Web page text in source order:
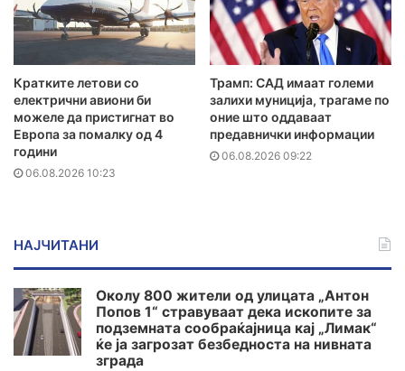
Кратките летови со
електрични авиони би
можеле да пристигнат во
Европа за помалку од 4
години
06.08.2026 10:23
Трамп: САД имаат големи
залихи муниција, трагаме по
оние што оддаваат
предавнички информации
06.08.2026 09:22
НАЈЧИТАНИ
Околу 800 жители од улицата „Антон
Попов 1“ стравуваат дека ископите за
подземната сообраќајница кај „Лимак“
ќе ја загрозат безбедноста на нивната
зграда